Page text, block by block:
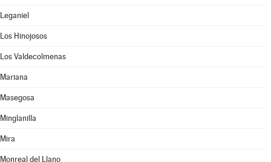
Leganiel
Los Hinojosos
Los Valdecolmenas
Mariana
Masegosa
Minglanilla
Mira
Monreal del Llano